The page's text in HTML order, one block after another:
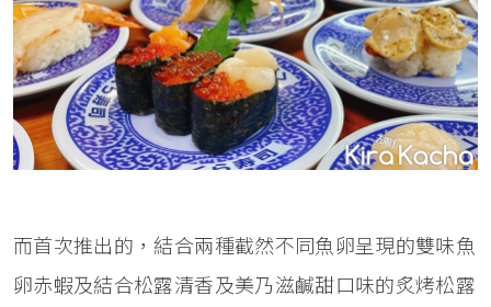
而首次推出的，結合兩種截然不同魚卵呈現的雙味魚
卵赤蝦及結合松露清香及美乃滋鹹甜口味的炙烤松露